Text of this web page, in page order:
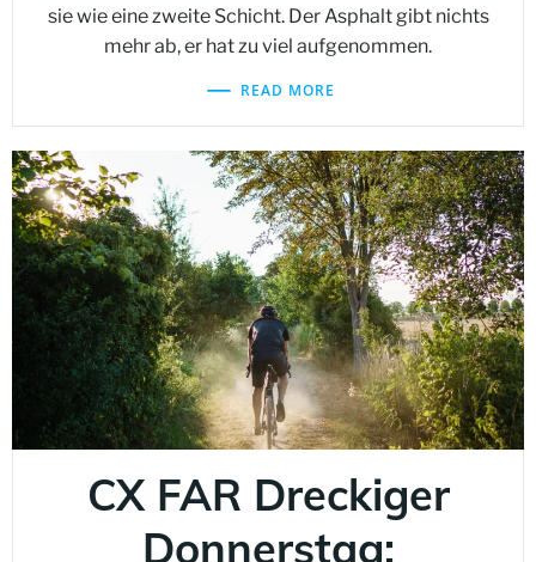
sie wie eine zweite Schicht. Der Asphalt gibt nichts
mehr ab, er hat zu viel aufgenommen.
READ MORE
CX FAR Dreckiger
Donnerstag: